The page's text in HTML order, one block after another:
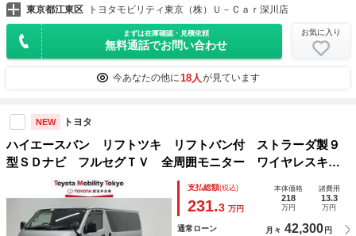
東京都江東区 トヨタモビリティ東京（株）Ｕ－Ｃａｒ深川店
まずは在庫確認・見積依頼
無料通話でお問い合わせ
お気に入り
今あなたの他に 18人 が見ています
NEW トヨタ
ハイエースバン リフトツキ リフトバン付 ストラーダ製９
型ＳＤナビ フルセグＴＶ 全周囲モニター ワイヤレスキ
ー 前後ドラレコ ＥＴＣ 純正１５型アルミホイール 電動
格納ミラー エアバッグ マニュアルエアコン クリアランス
ソナー
支払総額(税込)
231.3 万円
本体価格
218
万円
諸費用
13.3
万円
通常ローン 月々 42,300 円